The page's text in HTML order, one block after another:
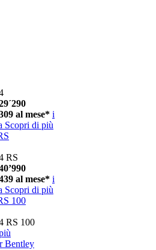
al mese* i
Scopri di più
RS
al mese* i
Scopri di più
100
RS 100
Bentley